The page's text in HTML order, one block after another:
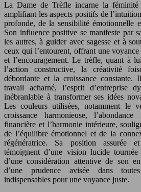
La Dame de Trèfle incarne la féminité
amplifiant les aspects positifs de
profonde, de la sensibilité émotionnelle
Son influence positive se manifeste par
les autres, à guider avec sagesse et à
ceux qui l’entourent, offrant une
et l’encouragement. Le trèfle, quant à
l’action constructive, la créativité
débordante et la croissance constante.
travail acharné, l’esprit d’entreprise
inébranlable à transformer ses idées
Les couleurs utilisées, notamment le
croissance harmonieuse,
financière et l’harmonie intérieure,
de l’équilibre émotionnel et de la
régénératrice. Sa position assurée
témoignent d’une vision lucide tournée
d’une considération attentive de son
d’une prudence avisée dans
indispensables pour une voyance juste.